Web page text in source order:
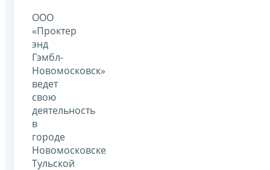
ООО
«Проктер
энд
Гэмбл-
Новомосковск»
ведет
свою
деятельность
в
городе
Новомосковске
Тульской